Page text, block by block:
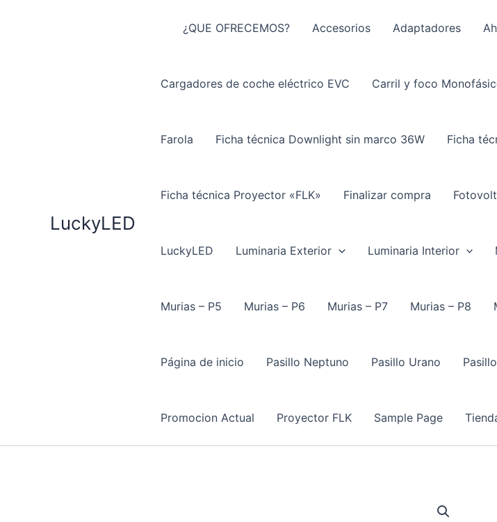
LuckyLED
¿QUE OFRECEMOS? Accesorios Adaptadores
Cargadores de coche eléctrico EVC Carril y foco
Farola Ficha técnica Downlight sin marco 36W Ficha
Ficha técnica Proyector «FLK» Finalizar compra
LuckyLED Luminaria Exterior Luminaria Interior
Murias – P5 Murias – P6 Murias – P7 Murias – P8
Página de inicio Pasillo Neptuno Pasillo Urano
Promocion Actual Proyector FLK Sample Page